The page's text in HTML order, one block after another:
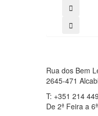
Rua dos Bem
2645-471
T: +351 214
De 2ª Feira a